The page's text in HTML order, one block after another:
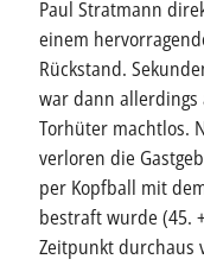
Paul Stratmann
einem
Rückstand.
war dann allerdings
Torhüter machtlos.
verloren die
per Kopfball mit
bestraft wurde (45.
Zeitpunkt durchaus